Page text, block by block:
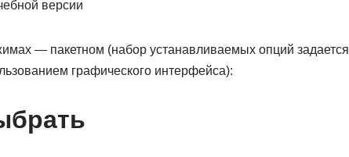
версии
— пакетном (набор устанавливаемых опций задается
графического интерфейса):